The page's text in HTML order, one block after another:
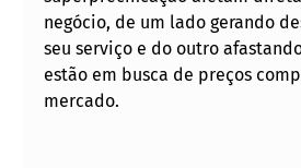
negócio, de um lado gerando
seu serviço e do outro
estão em busca de preços
mercado.